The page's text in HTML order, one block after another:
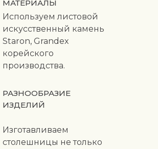
МАТЕРИАЛЫ
Используем листовой
искусственный камень
Staron, Grandex
корейского
производства.
Изготавливаем
столешницы не только
РАЗНООБРАЗИЕ
ИЗДЕЛИЙ